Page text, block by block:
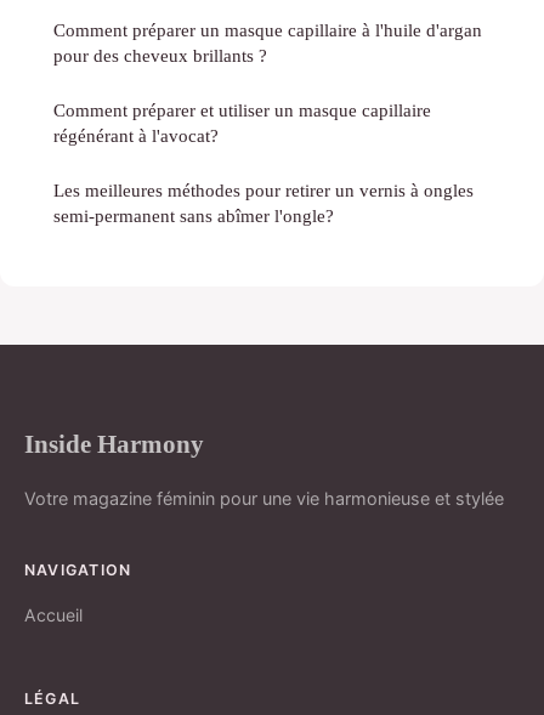
Comment préparer un masque capillaire à l'huile d'argan
pour des cheveux brillants ?
Comment préparer et utiliser un masque capillaire
régénérant à l'avocat?
Les meilleures méthodes pour retirer un vernis à ongles
semi-permanent sans abîmer l'ongle?
Inside Harmony
Votre magazine féminin pour une vie harmonieuse et stylée
NAVIGATION
Accueil
LÉGAL